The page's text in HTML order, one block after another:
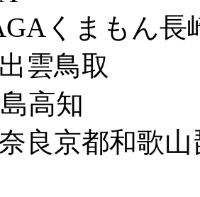
くまもん長
雲鳥取
高知
良京都和歌山